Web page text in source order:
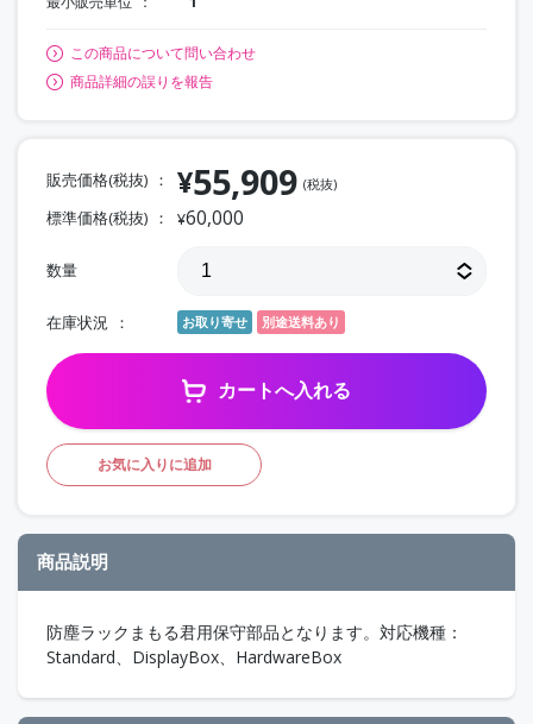
この商品について問い合わせ
商品詳細の誤りを報告
販売価格(税抜) ¥55,909 (税抜)
標準価格(税抜) ¥60,000
数量
在庫状況 お取り寄せ 別途送料あり
カートへ入れる
お気に入りに追加
商品説明
防塵ラックまもる君用保守部品となります。対応機種：
Standard、DisplayBox、HardwareBox